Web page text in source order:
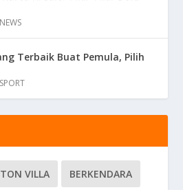
NEWS
Terbaik Buat Pemula, Pilih
SPORT
VILLA BERKENDARA